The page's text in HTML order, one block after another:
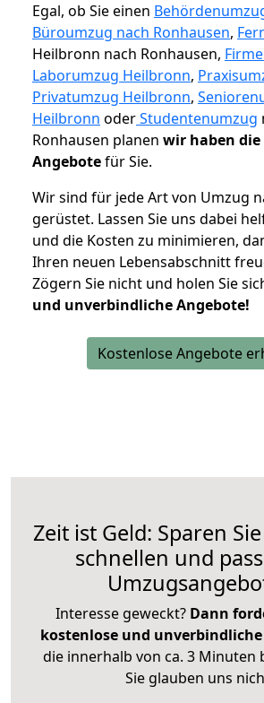
Egal, ob Sie einen
Büroumzug nach Ronhausen,
Heilbronn nach Ronhausen,
Laborumzug Heilbronn,
Privatumzug Heilbronn,
Heilbronn oderStudentenumzug
Ronhausen planen wir haben die
Angebotefür Sie.
Wir sind für jede Art von Umzug
gerüstet. Lassen Sie uns dabei
und die Kosten zu minimieren,
Ihren neuen Lebensabschnitt
Zögern Sie nicht und holen Sie
und unverbindliche Angebote!
Kostenlose Angebote
Zeit ist Geld: Sparen
schnellen und
Interesse geweckt? Dann
kostenlose und
die innerhalb von ca. 3 Minuten
Sie glauben uns